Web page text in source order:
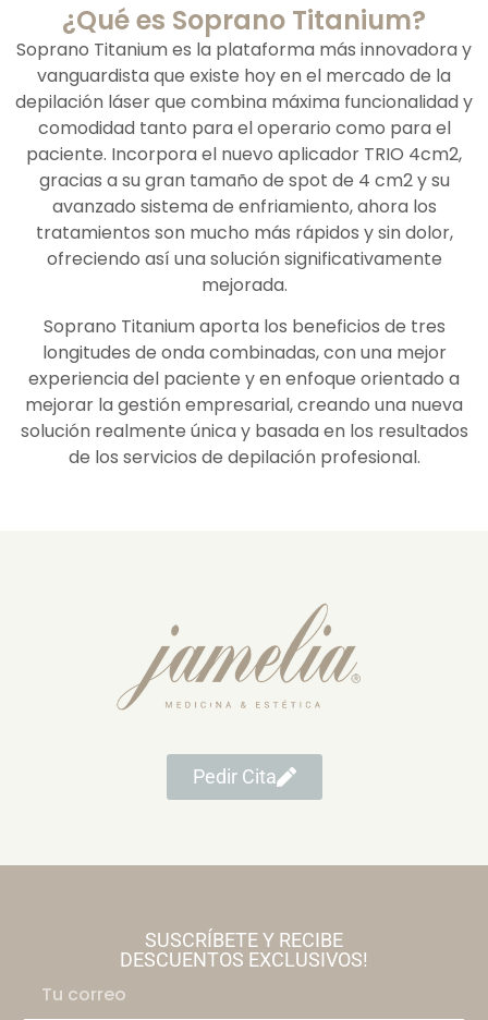
¿Qué es Soprano Titanium?
Soprano Titanium es la plataforma más innovadora y
vanguardista que existe hoy en el mercado de la
depilación láser que combina máxima funcionalidad y
comodidad tanto para el operario como para el
paciente. Incorpora el nuevo aplicador TRIO 4cm2,
gracias a su gran tamaño de spot de 4 cm2 y su
avanzado sistema de enfriamiento, ahora los
tratamientos son mucho más rápidos y sin dolor,
ofreciendo así una solución significativamente
mejorada.
Soprano Titanium aporta los beneficios de tres
longitudes de onda combinadas, con una mejor
experiencia del paciente y en enfoque orientado a
mejorar la gestión empresarial, creando una nueva
solución realmente única y basada en los resultados
de los servicios de depilación profesional.
Pedir Cita
SUSCRÍBETE Y RECIBE
DESCUENTOS EXCLUSIVOS!